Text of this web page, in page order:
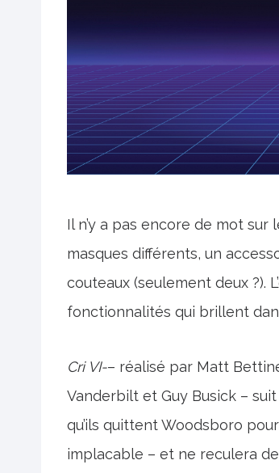
Il n’y a pas encore de mot
masques différents, un
couteaux (seulement deux ?).
fonctionnalités qui brillent
Cri VI-– réalisé par Matt
Vanderbilt et Guy Busick –
qu’ils quittent Woodsboro
implacable – et ne reculera